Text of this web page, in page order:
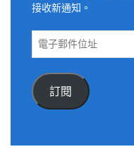
接收新通知。
電
件
位
訂閱